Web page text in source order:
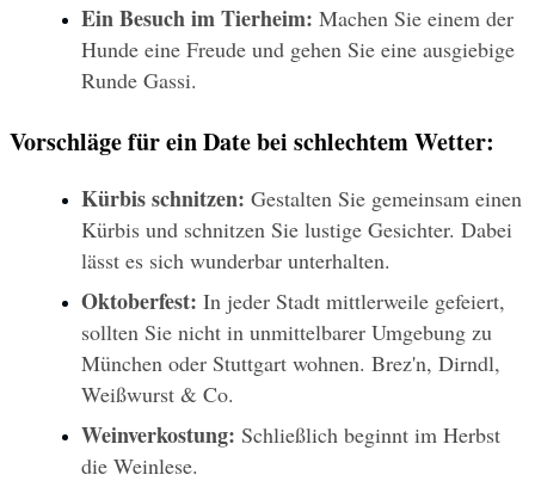
Ein Besuch im Tierheim: Machen Sie einem der
Hunde eine Freude und gehen Sie eine ausgiebige
Runde Gassi.
Vorschläge für ein Date bei schlechtem Wetter:
Kürbis schnitzen: Gestalten Sie gemeinsam einen
Kürbis und schnitzen Sie lustige Gesichter. Dabei
lässt es sich wunderbar unterhalten.
Oktoberfest: In jeder Stadt mittlerweile gefeiert,
sollten Sie nicht in unmittelbarer Umgebung zu
München oder Stuttgart wohnen. Brez'n, Dirndl,
Weißwurst & Co.
Weinverkostung: Schließlich beginnt im Herbst
die Weinlese.